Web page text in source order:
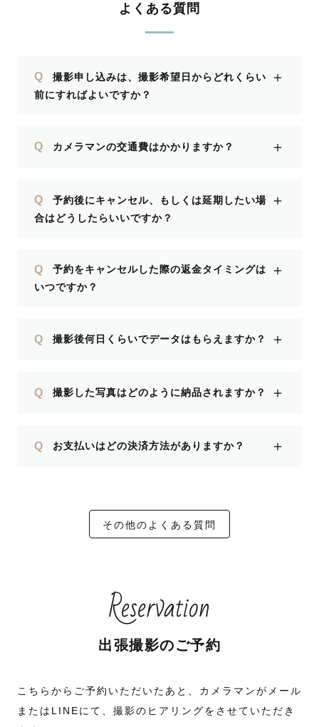
よくある質問
Q
撮影申し込みは、撮影希望日からどれくらい
前にすればよいですか？
＋
Q カメラマンの交通費はかかりますか？ ＋
Q
予約後にキャンセル、もしくは延期したい場
合はどうしたらいいですか？
＋
Q
予約をキャンセルした際の返金タイミングは
いつですか？
＋
Q 撮影後何日くらいでデータはもらえますか？ ＋
Q 撮影した写真はどのように納品されますか？ ＋
Q お支払いはどの決済方法がありますか？ ＋
その他のよくある質問
Reservation
出張撮影のご予約
こちらからご予約いただいたあと、カメラマンがメール
またはLINEにて、撮影のヒアリングをさせていただき